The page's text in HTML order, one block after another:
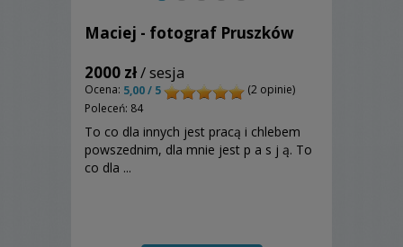
Maciej - fotograf Pruszków
2000 zł/ sesja
Ocena: 5,00 / 5
(2 opinie)
Poleceń: 84
To co dla innych jest pracą i chlebem
powszednim, dla mnie jest p a s j ą. To
co dla ...